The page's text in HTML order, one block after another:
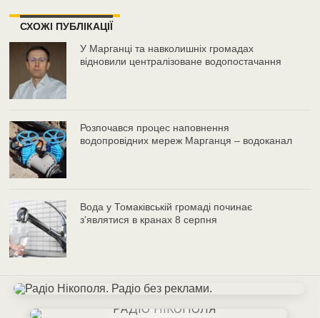
СХОЖІ ПУБЛІКАЦІЇ
У Марганці та навколишніх громадах
відновили централізоване водопостачання
Розпочався процес наповнення
водопровідних мереж Марганця – водоканал
Вода у Томаківській громаді починає
з’являтися в кранах 8 серпня